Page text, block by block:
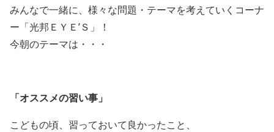
みんなで一緒に、様々な問題・テーマを考えていくコーナ
ー「光邦ＥＹＥ’Ｓ」！
今朝のテーマは・・・
「オススメの習い事 」
こどもの頃、習っておいて良かったこと、